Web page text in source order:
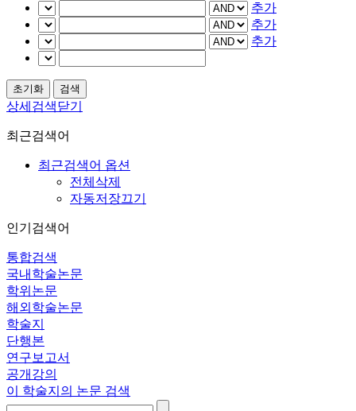
추가
추가
추가
상세검색닫기
최근검색어
최근검색어 옵션
전체삭제
자동저장끄기
인기검색어
통합검색
국내학술논문
학위논문
해외학술논문
학술지
단행본
연구보고서
공개강의
이 학술지의 논문 검색